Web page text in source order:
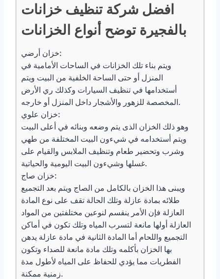
افضل شركة تنظيف خزانات
بالفجيرة توضح أنواع الخزانات
خزان أرضي:
ويتم بناء تلك الخزانات في الساحات الأمامية في
المنزل أو حتى الساحة الخلفية من البيت ويتم
أستخدامها في تنظيف السيارات وكذلك ري الأرض
المخصصة للزهور والأشجار داخل المنزل أو خارجه.
خزان علوي:
وهو ذلك الخزان الذى يتم وضعه وبنائه في أعلى البيت
ويتم أستخدامه في شيءون البيت المختلفة من طهي
وشرب وتحضير طعام وتنظيف الملابس والقيام على
غسلها وشيءون البيت اليومية والحياتية.
خزان صاج:
ويبنى هذا الخزان بالكامل من الصاج ويتم بعد التجميع
طلائه بمادة عازلة وتلك الحالة تقف على نوع المادة
العازلة فإن الأمر ينقسم لنوعين مختلفتين من المواد
العازلة أولها مانعة لتسرب المياه وتلك تكون في أماكن
التجميع واللحام أما المادة الثانية في مادة عازلة يدهن
بها الخزان بأكلمه وتلك مادة مانعة للصداء وتكون
الفطريات مما يؤدي للحفاظ على المياه لأطول مدة
زمنية ممكنة.